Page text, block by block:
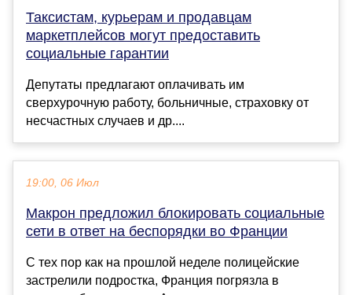
Таксистам, курьерам и продавцам
маркетплейсов могут предоставить
социальные гарантии
Депутаты предлагают оплачивать им
сверхурочную работу, больничные, страховку от
несчастных случаев и др....
19:00, 06 Июл
Макрон предложил блокировать социальные
сети в ответ на беспорядки во Франции
С тех пор как на прошлой неделе полицейские
застрелили подростка, Франция погрязла в